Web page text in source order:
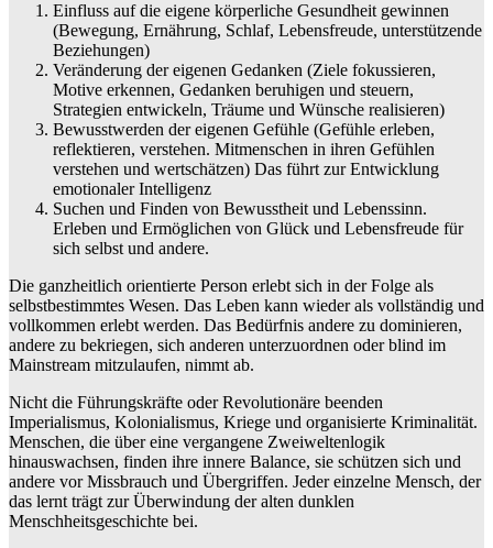
Einfluss auf die eigene körperliche Gesundheit gewinnen
(Bewegung, Ernährung, Schlaf, Lebensfreude, unterstützende
Beziehungen)
Veränderung der eigenen Gedanken (Ziele fokussieren,
Motive erkennen, Gedanken beruhigen und steuern,
Strategien entwickeln, Träume und Wünsche realisieren)
Bewusstwerden der eigenen Gefühle (Gefühle erleben,
reflektieren, verstehen. Mitmenschen in ihren Gefühlen
verstehen und wertschätzen) Das führt zur Entwicklung
emotionaler Intelligenz
Suchen und Finden von Bewusstheit und Lebenssinn.
Erleben und Ermöglichen von Glück und Lebensfreude für
sich selbst und andere.
Die ganzheitlich orientierte Person erlebt sich in der Folge als
selbstbestimmtes Wesen. Das Leben kann wieder als vollständig und
vollkommen erlebt werden. Das Bedürfnis andere zu dominieren,
andere zu bekriegen, sich anderen unterzuordnen oder blind im
Mainstream mitzulaufen, nimmt ab.
Nicht die Führungskräfte oder Revolutionäre beenden
Imperialismus, Kolonialismus, Kriege und organisierte Kriminalität.
Menschen, die über eine vergangene Zweiweltenlogik
hinauswachsen, finden ihre innere Balance, sie schützen sich und
andere vor Missbrauch und Übergriffen. Jeder einzelne Mensch, der
das lernt trägt zur Überwindung der alten dunklen
Menschheitsgeschichte bei.